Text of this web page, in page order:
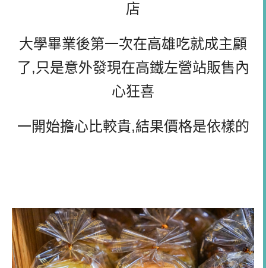
店
大學畢業後第一次在高雄吃就成主顧
了,只是意外發現在高鐵左營站販售內
心狂喜
一開始擔心比較貴,結果價格是依樣的